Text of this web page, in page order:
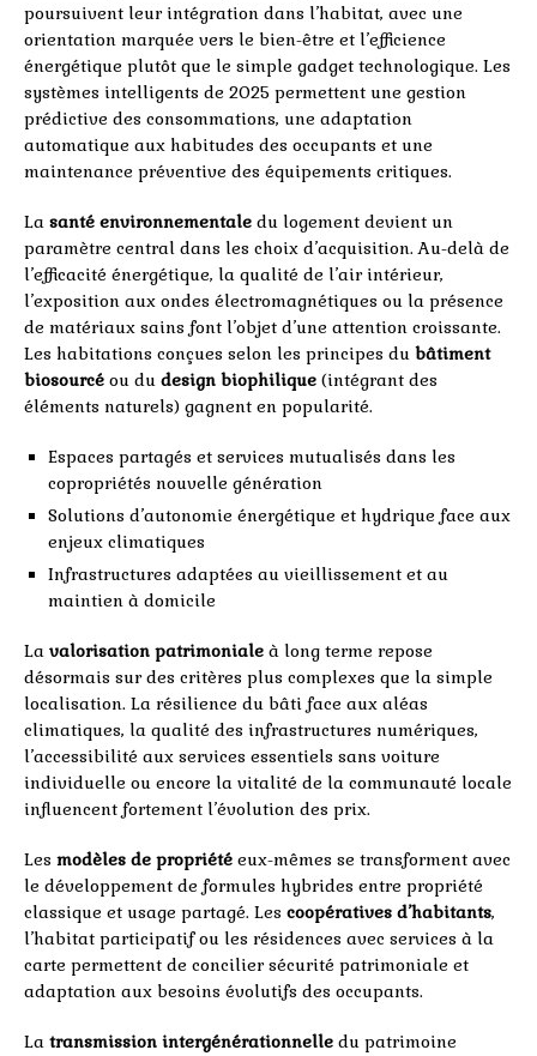
poursuivent leur intégration dans l’habitat, avec une
orientation marquée vers le bien-être et l’efficience
énergétique plutôt que le simple gadget technologique. Les
systèmes intelligents de 2025 permettent une gestion
prédictive des consommations, une adaptation
automatique aux habitudes des occupants et une
maintenance préventive des équipements critiques.
La santé environnementale du logement devient un
paramètre central dans les choix d’acquisition. Au-delà de
l’efficacité énergétique, la qualité de l’air intérieur,
l’exposition aux ondes électromagnétiques ou la présence
de matériaux sains font l’objet d’une attention croissante.
Les habitations conçues selon les principes du bâtiment
biosourcé ou du design biophilique (intégrant des
éléments naturels) gagnent en popularité.
Espaces partagés et services mutualisés dans les
copropriétés nouvelle génération
Solutions d’autonomie énergétique et hydrique face aux
enjeux climatiques
Infrastructures adaptées au vieillissement et au
maintien à domicile
La valorisation patrimoniale à long terme repose
désormais sur des critères plus complexes que la simple
localisation. La résilience du bâti face aux aléas
climatiques, la qualité des infrastructures numériques,
l’accessibilité aux services essentiels sans voiture
individuelle ou encore la vitalité de la communauté locale
influencent fortement l’évolution des prix.
Les modèles de propriété eux-mêmes se transforment avec
le développement de formules hybrides entre propriété
classique et usage partagé. Les coopératives d’habitants,
l’habitat participatif ou les résidences avec services à la
carte permettent de concilier sécurité patrimoniale et
adaptation aux besoins évolutifs des occupants.
La transmission intergénérationnelle du patrimoine